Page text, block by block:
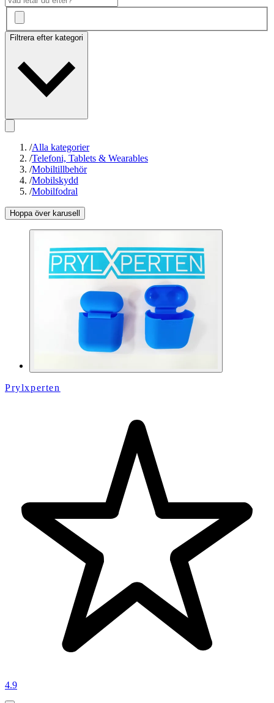
Filtrera efter kategori
/Alla kategorier
/Telefoni, Tablets & Wearables
/Mobiltillbehör
/Mobilskydd
/Mobilfodral
Hoppa över karusell
Prylxperten
4.9